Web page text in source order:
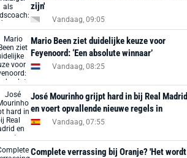
zijn'
Vandaag, 09:05
Mario Been ziet duidelijke keuze voor
Feyenoord: ‘Een absolute winnaar’
Vandaag, 08:25
José Mourinho grijpt hard in bij Real Madrid
en voert opvallende nieuwe regels in
Vandaag, 07:55
Complete verrassing bij Oranje? 'Het wordt